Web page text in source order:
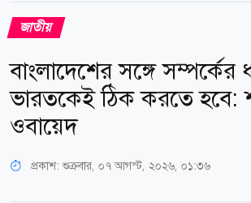
জাতীয়
বাংলাদেশের সঙ্গে সম্পর্কের
ভারতকেই ঠিক করতে হবে:
ওবায়েদ
প্রকাশ: শুক্রবার, ০৭ আগস্ট, ২০২৬, ০১:৩৬